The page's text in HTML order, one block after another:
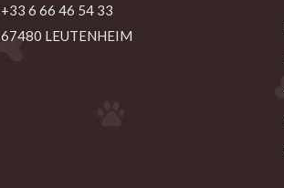
+33 6 66 46 54 33
67480 LEUTENHEIM